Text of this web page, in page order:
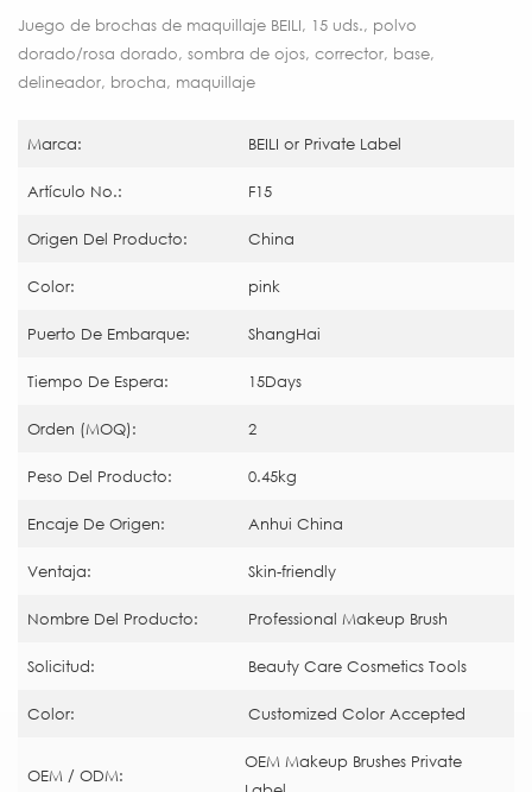
Juego de brochas de maquillaje BEILI, 15 uds., polvo
dorado/rosa dorado, sombra de ojos, corrector, base,
delineador, brocha, maquillaje
Marca: BEILI or Private Label
Artículo No.: F15
Origen Del Producto: China
Color: pink
Puerto De Embarque: ShangHai
Tiempo De Espera: 15Days
Orden (MOQ): 2
Peso Del Producto: 0.45kg
Encaje De Origen: Anhui China
Ventaja: Skin-friendly
Nombre Del Producto: Professional Makeup Brush
Solicitud: Beauty Care Cosmetics Tools
Color: Customized Color Accepted
OEM / ODM:
OEM Makeup Brushes Private